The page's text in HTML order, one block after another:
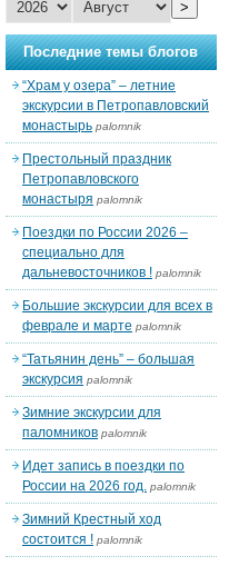
>
Последние темы блогов
“Храм у озера” – летние
экскурсии в Петропавловский
монастырь palomnik
Престольный праздник
Петропавловского
монастыря palomnik
Поездки по России 2026 –
специально для
дальневосточников ! palomnik
Большие экскурсии для всех в
феврале и марте palomnik
“Татьянин день” – большая
экскурсия palomnik
Зимние экскурсии для
паломников palomnik
Идет запись в поездки по
России на 2026 год. palomnik
Зимний Крестный ход
состоится ! palomnik